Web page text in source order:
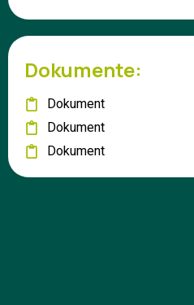
Dokumente:
Dokument
Dokument
Dokument